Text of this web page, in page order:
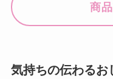
商
気持ちの伝わるお